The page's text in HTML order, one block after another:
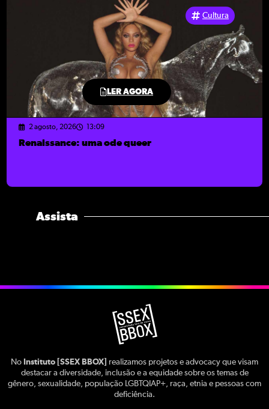
LER AGORA
Cultura
2 agosto, 2026 13:09
Renaissance: uma ode queer
Assista
No Instituto [SSEX BBOX]
realizamos projetos e advocacy que visam
destacar a diversidade, inclusão e a equidade sobre os temas de
gênero, sexualidade, população LGBTQIAP+, raça, etnia e pessoas com
deficiência.